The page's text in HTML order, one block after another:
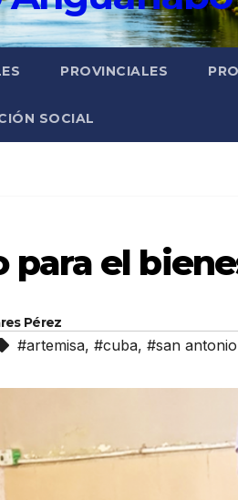
PROVINCIALES
SOCIAL
para el
Pérez
#artemisa, #cuba, #san